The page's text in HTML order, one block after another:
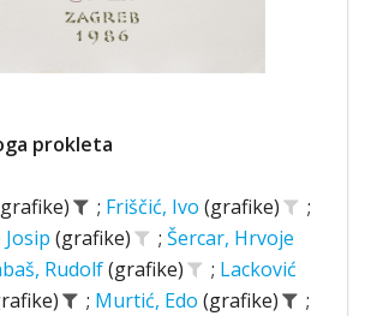
prokleta
; Friščić, Ivo (grafike)
;
(grafike) ; Šercar, Hrvoje
Rudolf(grafike) ; Lacković
; Murtić, Edo (grafike)
;